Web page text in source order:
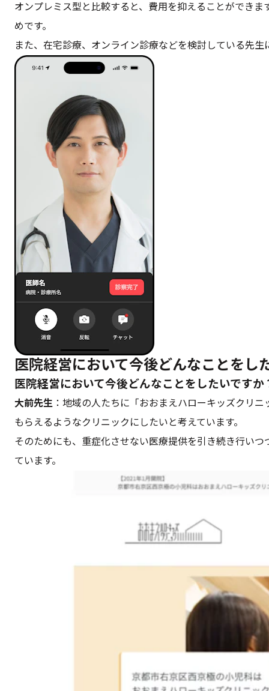
オンプレミス型と比較すると、費用を抑えることができ
めです。
また、在宅診療、オンライン診療などを検討している先
医院経営において今後どんなことをし
医院経営において今後どんなことをしたいですか
大前先生 ：地域の人たちに「おおまえハローキッズクリ
もらえるようなクリニックにしたいと考えています。
そのためにも、重症化させない医療提供を引き続き行い
ています。